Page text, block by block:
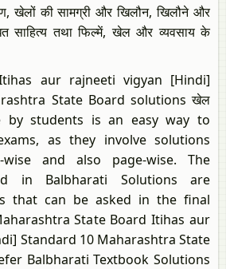
खेलों की सामग्री और खिलौन, खिलौने और
साहित्य तथा फिल्में, खेल और व्यवसाय के
aur rajneeti vigyan [Hindi]
State Board solutions खेल
by students is an easy way to
as they involve solutions
wise and also page-wise. The
in Balbharati Solutions are
that can be asked in the final
State Board Itihas aur
Standard 10 Maharashtra State
Balbharati Textbook Solutions